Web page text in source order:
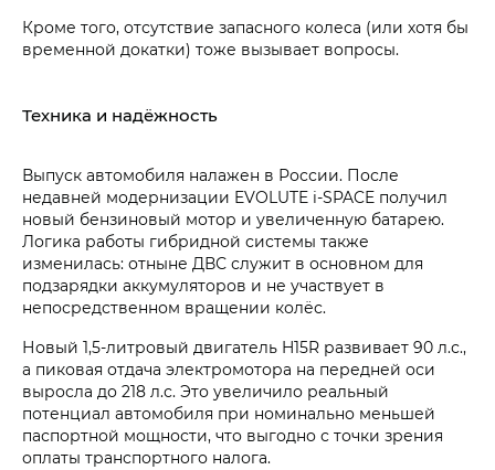
Кроме того, отсутствие запасного колеса (или хотя бы
временной докатки) тоже вызывает вопросы.
Техника и надёжность
Выпуск автомобиля налажен в России. После
недавней модернизации EVOLUTE i‑SPACE получил
новый бензиновый мотор и увеличенную батарею.
Логика работы гибридной системы также
изменилась: отныне ДВС служит в основном для
подзарядки аккумуляторов и не участвует в
непосредственном вращении колёс.
Новый 1,5-литровый двигатель H15R развивает 90 л.с.,
а пиковая отдача электромотора на передней оси
выросла до 218 л.с. Это увеличило реальный
потенциал автомобиля при номинально меньшей
паспортной мощности, что выгодно с точки зрения
оплаты транспортного налога.